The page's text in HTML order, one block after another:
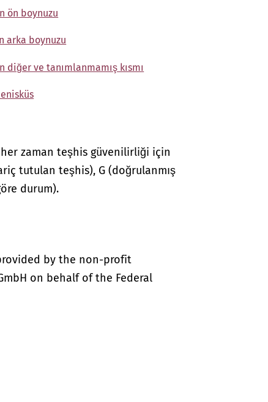
ön boynuzu
arka boynuzu
ve tanımlanmamış kısmı
zaman teşhis güvenilirliği için
tutulan teşhis), G (doğrulanmış
durum).
by the non-profit
on behalf of the Federal